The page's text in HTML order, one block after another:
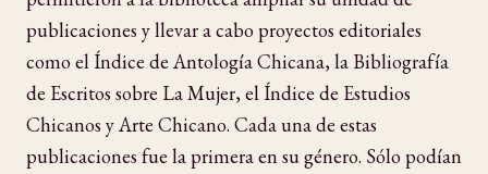
publicaciones y llevar a cabo proyectos editoriales
como el Índice de Antología Chicana, la Bibliografía
de Escritos sobre La Mujer, el Índice de Estudios
Chicanos y Arte Chicano. Cada una de estas
publicaciones fue la primera en su género. Sólo podían